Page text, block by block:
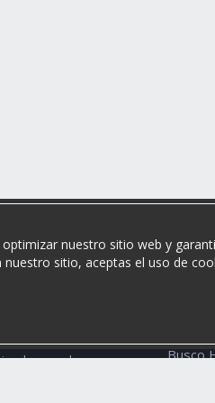
nuestro sitio web y
sitio, aceptas el uso de
con las que
Busco